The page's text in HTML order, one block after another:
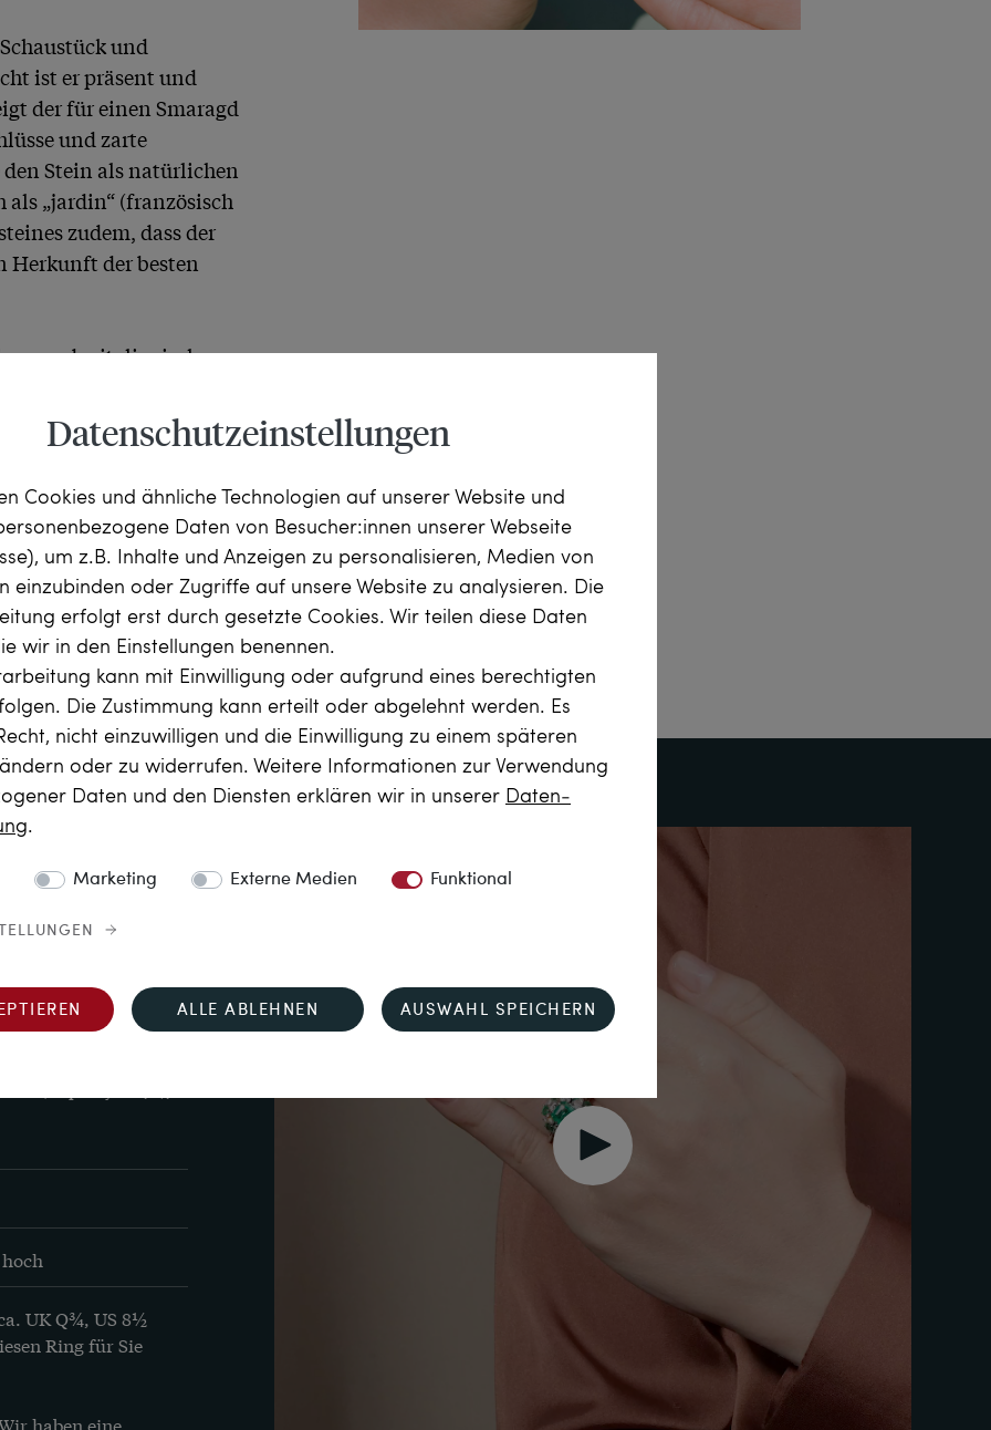
und
ist er präsent und
der für einen Smaragd
und zarte
Stein als natürlichen
als „jardin“ (französisch
zudem, dass der
Herkunft der besten
Uns hat der Entwurf an das Kleid des Harlekins aus der italienischen
mit Tupfen
den
sicher und ohne ihn zu
Unikat der 1970er
Er wird mit einem
das die Qualitäten
gering geölt
(sog.
x 3,97 mm
im runden
mm Durchmesser
ca. 1,63 ct, Weiß
(Top Crystal, I),
UK Q¾, US 8½
Ring für Sie
haben eine
Datenschutzeinstellungen
Cookies und ähnliche Technologien auf unserer Website und
Daten von Besucher:innen unserer Webseite
um z.B. Inhalte und Anzeigen zu personalisieren, Medien von
einzubinden oder Zugriffe auf unsere Website zu analysieren. Die
erfolgt erst durch gesetzte Cookies. Wir teilen diese Daten
wir in den Einstellungen benennen.
kann mit Einwilligung oder aufgrund eines berechtigten
Die Zustimmung kann erteilt oder abgelehnt werden. Es
nicht einzuwilligen und die Einwilligung zu einem späteren
oder zu widerrufen. Weitere Informationen zur Verwendung
Daten und den Diensten erklären wir in unserer Daten­
.
Marketing Externe Medien Funktional
ALLE ABLEHNEN AUSWAHL SPEICHERN